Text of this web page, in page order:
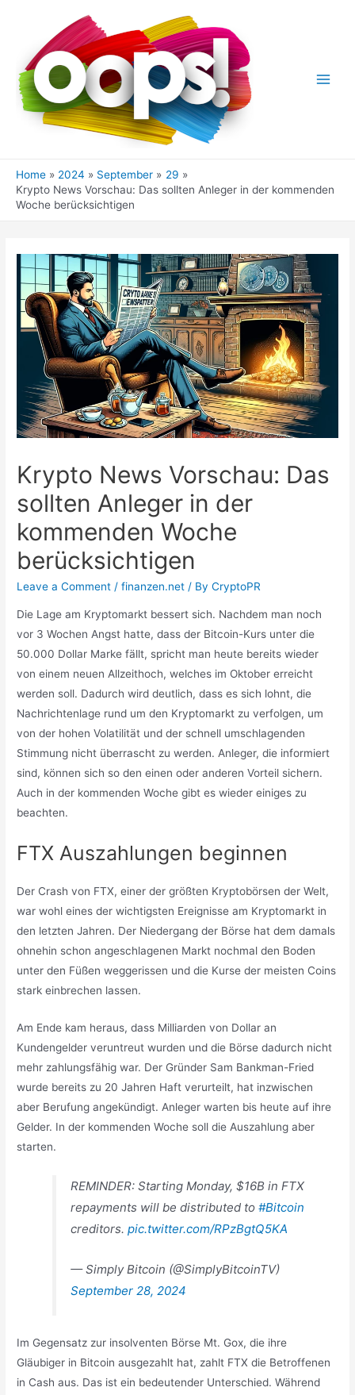
Home 2024 September
29
Krypto News Vorschau: Das sollten Anleger in der kommenden
Woche berücksichtigen
Krypto News Vorschau: Das
sollten Anleger in der
kommenden Woche
berücksichtigen
Leave a Comment /finanzen.net / ByCryptoPR
Die Lage am Kryptomarkt bessert sich. Nachdem man noch
vor 3 Wochen Angst hatte, dass der Bitcoin-Kurs unter die
50.000 Dollar Marke fällt, spricht man heute bereits wieder
von einem neuen Allzeithoch, welches im Oktober erreicht
werden soll. Dadurch wird deutlich, dass es sich lohnt, die
Nachrichtenlage rund um den Kryptomarkt zu verfolgen, um
von der hohen Volatilität und der schnell umschlagenden
Stimmung nicht überrascht zu werden. Anleger, die informiert
sind, können sich so den einen oder anderen Vorteil sichern.
Auch in der kommenden Woche gibt es wieder einiges zu
beachten.
FTX Auszahlungen beginnen
Der Crash von FTX, einer der größten Kryptobörsen der Welt,
war wohl eines der wichtigsten Ereignisse am Kryptomarkt in
den letzten Jahren. Der Niedergang der Börse hat dem damals
ohnehin schon angeschlagenen Markt nochmal den Boden
unter den Füßen weggerissen und die Kurse der meisten Coins
stark einbrechen lassen.
Am Ende kam heraus, dass Milliarden von Dollar an
Kundengelder veruntreut wurden und die Börse dadurch nicht
mehr zahlungsfähig war. Der Gründer Sam Bankman-Fried
wurde bereits zu 20 Jahren Haft verurteilt, hat inzwischen
aber Berufung angekündigt. Anleger warten bis heute auf ihre
Gelder. In der kommenden Woche soll die Auszahlung aber
starten.
REMINDER: Starting Monday, $16B in FTX
repayments will be distributed to#Bitcoin
creditors.pic.twitter.com/RPzBgtQ5KA
— Simply Bitcoin (@SimplyBitcoinTV)
September 28, 2024
Im Gegensatz zur insolventen Börse Mt. Gox, die ihre
Gläubiger in Bitcoin ausgezahlt hat, zahlt FTX die Betroffenen
in Cash aus. Das ist ein bedeutender Unterschied. Während